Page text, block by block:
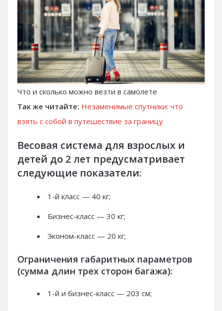
Что и сколько можно везти в самолете
Так же читайте: Незаменимые спутники: что
взять с собой в путешествие за границу
Весовая система для взрослых и
детей до 2 лет предусматривает
следующие показатели:
1-й класс — 40 кг;
Бизнес-класс — 30 кг;
Эконом-класс — 20 кг;
Ограничения габаритных параметров
(сумма длин трех сторон багажа):
1-й и бизнес-класс — 203 см;